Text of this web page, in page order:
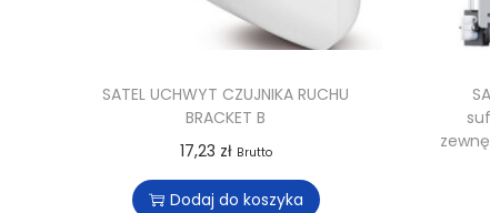
SATEL UCHWYT CZUJNIKA RUCHU
BRACKET B
17,23 zł Brutto
Dodaj do koszyka